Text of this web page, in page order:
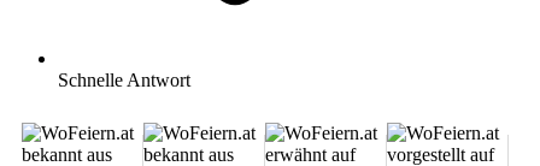
Schnelle Antwort